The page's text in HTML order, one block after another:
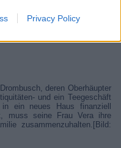
Privacy Policy
für Haus und Geschäft
einen Anruf, der nach all den
deren Oberhäupter
und ein Teegeschäft
ein neues Haus finanziell
muss seine Frau Vera ihre
zusammenzuhalten.[Bild: